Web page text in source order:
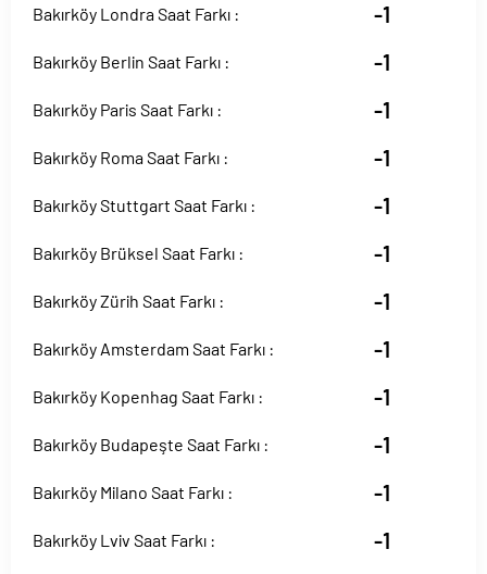
Bakırköy Londra Saat Farkı : -1
Bakırköy Berlin Saat Farkı : -1
Bakırköy Paris Saat Farkı : -1
Bakırköy Roma Saat Farkı : -1
Bakırköy Stuttgart Saat Farkı : -1
Bakırköy Brüksel Saat Farkı : -1
Bakırköy Zürih Saat Farkı : -1
Bakırköy Amsterdam Saat Farkı : -1
Bakırköy Kopenhag Saat Farkı : -1
Bakırköy Budapeşte Saat Farkı : -1
Bakırköy Milano Saat Farkı : -1
Bakırköy Lviv Saat Farkı : -1